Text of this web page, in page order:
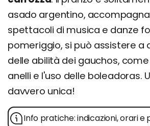
asado argentino,
spettacoli di musica e danze
pomeriggio, si può assistere a
delle abilità dei gauchos,
anelli e l'uso delle boleadoras.
davvero unica! ​
Info pratiche: indicazioni, orari e